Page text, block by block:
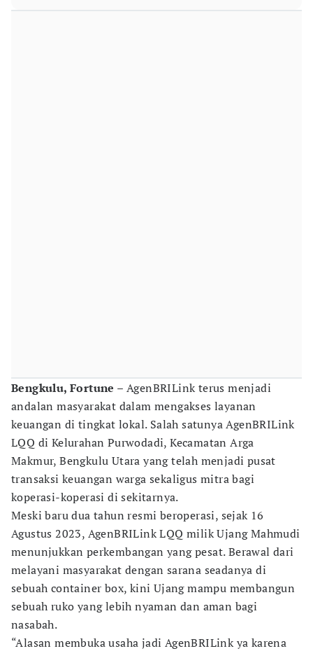
Bengkulu, Fortune – AgenBRILink terus menjadi
andalan masyarakat dalam mengakses layanan
keuangan di tingkat lokal. Salah satunya AgenBRILink
LQQ di Kelurahan Purwodadi, Kecamatan Arga
Makmur, Bengkulu Utara yang telah menjadi pusat
transaksi keuangan warga sekaligus mitra bagi
koperasi-koperasi di sekitarnya.
Meski baru dua tahun resmi beroperasi, sejak 16
Agustus 2023, AgenBRILink LQQ milik Ujang Mahmudi
menunjukkan perkembangan yang pesat. Berawal dari
melayani masyarakat dengan sarana seadanya di
sebuah container box, kini Ujang mampu membangun
sebuah ruko yang lebih nyaman dan aman bagi
nasabah.
“Alasan membuka usaha jadi AgenBRILink ya karena